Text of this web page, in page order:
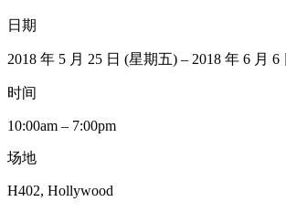
日期
2018 年 5 月 25 日 (星期五) – 2018 年 6 月
时间
10:00am – 7:00pm
场地
H402, Hollywood